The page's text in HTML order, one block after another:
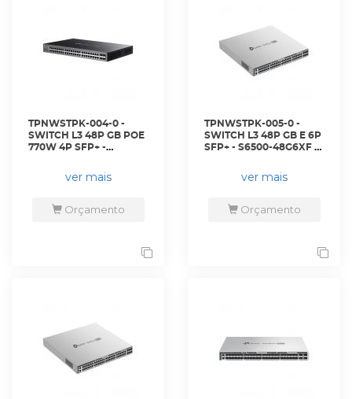
TPNWSTPK-004-0 -
SWITCH L3 48P GB POE
770W 4P SFP+ -
ver mais
Orçamento
TPNWSTPK-005-0 -
SWITCH L3 48P GB E 6P
SFP+ - S6500-48G6XF -
ver mais
Orçamento